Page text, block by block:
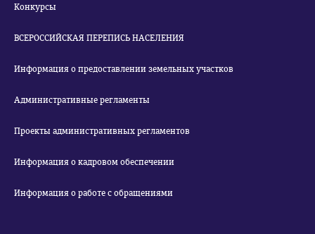
Конкурсы
ВСЕРОССИЙСКАЯ ПЕРЕПИСЬ НАСЕЛЕНИЯ
Информация о предоставлении земельных участков
Административные регламенты
Проекты административных регламентов
Информация о кадровом обеспечении
Информация о работе с обращениями